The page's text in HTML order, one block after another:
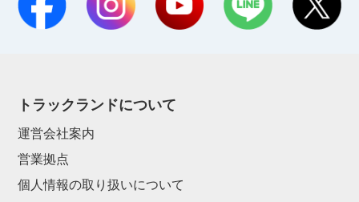
トラックランドについて
運営会社案内
営業拠点
個人情報の取り扱いについて